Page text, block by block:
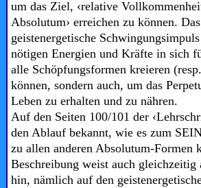
um das Ziel, ‹relative
Absolutum› erreichen zu können.
geistenergetische
nötigen Energien und Kräfte in sich
alle Schöpfungsformen kreieren
können, sondern auch, um das
Leben zu erhalten und zu nähren.
Auf den Seiten 100/101 der
den Ablauf bekannt, wie es zum
zu allen anderen Absolutum-Formen
Beschreibung weist auch gleichzeitig
hin, nämlich auf den